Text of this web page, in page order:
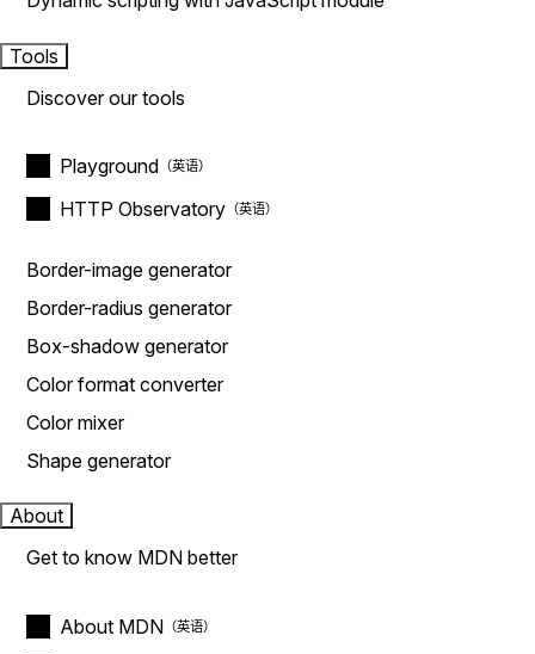
Tools
Discover our tools
Playground
HTTP Observatory
Border-image generator
Border-radius generator
Box-shadow generator
Color format converter
Color mixer
Shape generator
About
Get to know MDN better
About MDN